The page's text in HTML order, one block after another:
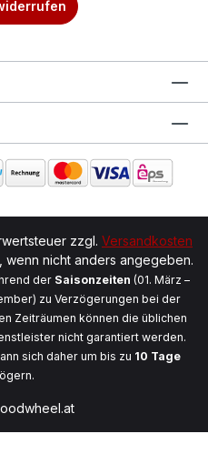
zzgl. Versandkosten
wenn nicht anders angegeben.
der Saisonzeiten (01. März –
zu Verzögerungen bei der
Zeiträumen können die üblichen
nicht garantiert werden.
sich daher um bis zu 10 Tage